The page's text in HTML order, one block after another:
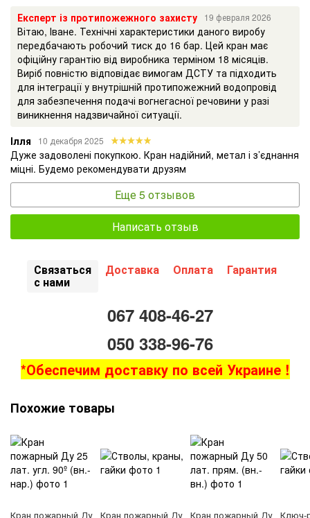
Експерт із протипожежного захисту
19 февраля 2026
Вітаю, Іване. Технічні характеристики даного виробу
передбачають робочий тиск до 16 бар. Цей кран має
офіційну гарантію від виробника терміном 18 місяців.
Виріб повністю відповідає вимогам ДСТУ та підходить
для інтеграції у внутрішній протипожежний водопровід
для забезпечення подачі вогнегасної речовини у разі
виникнення надзвичайної ситуації.
Ілля
10 декабря 2025
Дуже задоволені покупкою. Кран надійний, метал і з’єднання
міцні. Будемо рекомендувати друзям
Еще 5 отзывов
Написать отзыв
Связаться
с нами
Доставка Оплата Гарантия
067 408-46-27
050 338-96-76
*Обеспечим доставку по всей Украине !
Похожие товары
Кран пожарный Ду Кран пожарный Ду Кран пожарный Ду Ключ-